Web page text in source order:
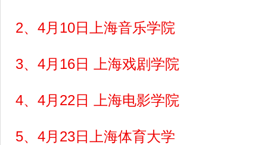
2、4月10日上海音乐学院
3、4月16日 上海戏剧学院
4、4月22日 上海电影学院
5、4月23日上海体育大学